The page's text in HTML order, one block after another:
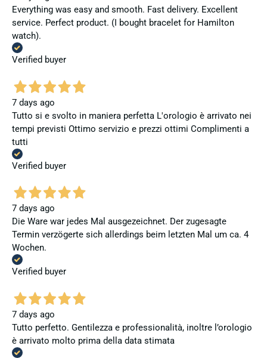
Everything was easy and smooth. Fast delivery. Excellent
service. Perfect product. (I bought bracelet for Hamilton
watch).
Verified buyer
7 days ago
Tutto si e svolto in maniera perfetta L'orologio è arrivato nei
tempi previsti Ottimo servizio e prezzi ottimi Complimenti a
tutti
Verified buyer
7 days ago
Die Ware war jedes Mal ausgezeichnet. Der zugesagte
Termin verzögerte sich allerdings beim letzten Mal um ca. 4
Wochen.
Verified buyer
7 days ago
Tutto perfetto. Gentilezza e professionalità, inoltre l’orologio
è arrivato molto prima della data stimata